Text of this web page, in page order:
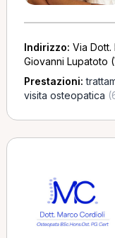
Indirizzo: Via Dott.
Giovanni Lupatoto
Prestazioni:
visita osteopatica